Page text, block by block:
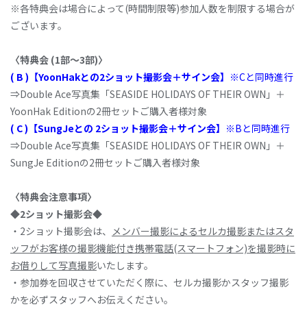
※各特典会は場合によって(時間制限等)参加人数を制限する場合が
ございます。
〈特典会 (1部～3部)〉
( B )【YoonHakとの2ショット撮影会＋サイン会】 ※Cと同時進行
⇒Double Ace写真集「SEASIDE HOLIDAYS OF THEIR OWN」＋
YoonHak Editionの2冊セットご購入者様対象
( C )【SungJeとの 2ショット撮影会＋サイン会】 ※Bと同時進行
⇒Double Ace写真集「SEASIDE HOLIDAYS OF THEIR OWN」＋
SungJe Editionの2冊セットご購入者様対象
〈特典会注意事項〉
◆2ショット撮影会◆
・2ショット撮影会は、 メンバー撮影によるセルカ撮影またはスタ
ッフがお客様の撮影機能付き携帯電話(スマートフォン)を撮影時に
お借りして写真撮影いたします。
・参加券を回収させていただく際に、セルカ撮影かスタッフ撮影
かを必ずスタッフへお伝えください。